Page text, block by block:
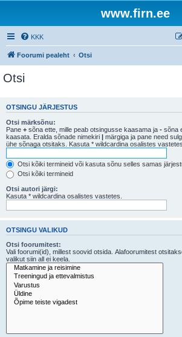
www.firn.ee
KKK
Foorumi pealeht Otsi
Otsi
OTSINGU JÄRJESTUS
Otsi märksõnu:
Pane + sõna ette, mille peab otsingusse kaasama ja - sõna
kaasata. Eralda sõnade nimekiri | märgiga ja pane need sulgudesse,
ühe sõnaga otsitaks. Kasuta * wildcardina osalistes vastetes.
Otsi kõiki termineid või kasuta sõnu selles samas
Otsi kõiki termineid
Otsi autori järgi:
Kasuta * wildcardina osalistes vastetes.
OTSINGU VALIKUD
Otsi foorumitest:
Vali foorumi(id), millest soovid otsida. Alafoorumitest
valikut siin all ei keela.